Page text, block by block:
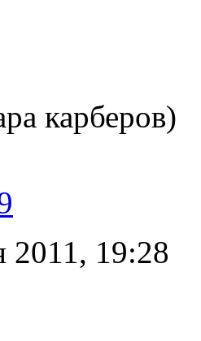
карберов)
2011, 19:28